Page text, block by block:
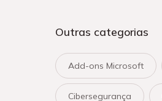
Outras categorias
Add-ons Microsoft
Cibersegurança